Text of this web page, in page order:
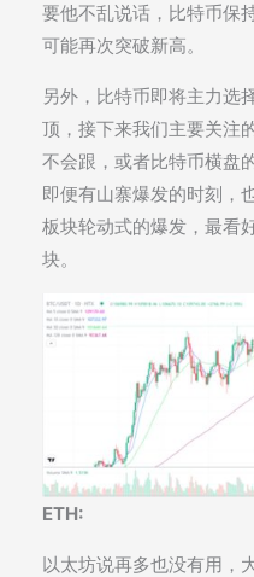
要他不乱说话，比特币保
可能再次突破新高。
另外，比特币即将主力选
顶，接下来我们主要关注
不会跟，或者比特币横盘
即便有山寨爆发的时刻，
板块轮动式的爆发，最看
块。
ETH:
以太坊说再多也没有用，